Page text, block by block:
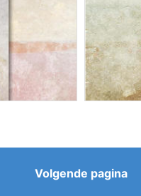
Volgende pagina